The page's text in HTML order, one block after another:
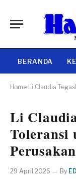
BERANDA
Home Li Claudia
Li
Toleransi
29 April 2026 By